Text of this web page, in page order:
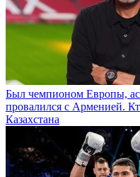
Был чемпионом Европы,
провалился с Арменией.
Казахстана